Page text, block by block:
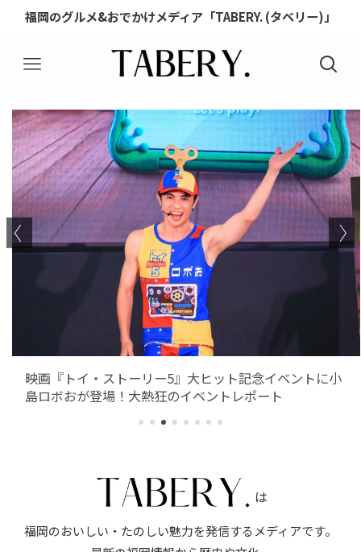
福岡のグルメ&おでかけメディア「TABERY. (タベリー)」
映画『トイ・ストーリー5』大ヒット記念イベントに小
島ロボおが登場！大熱狂のイベントレポート
は
福岡のおいしい・たのしい魅力を発信するメディアです。